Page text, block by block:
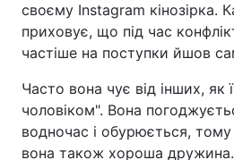
Здоров'я
Цікавинки
Екологія
Лонгріди
своєму Instagram кінозірка.
приховує, що під час
частіше на поступки йшов
Часто вона чує від інших, як
чоловіком". Вона
водночас і обурюється,
вона також хороша дружина.